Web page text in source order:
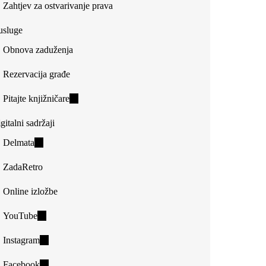
Zahtjev za ostvarivanje prava
Obnova zaduženja
Rezervacija građe
Pitajte knjižničare(link
sadržaji
Delmata
external)
ZadaRetro
Online izložbe
YouTube(link
external)
Instagram(link